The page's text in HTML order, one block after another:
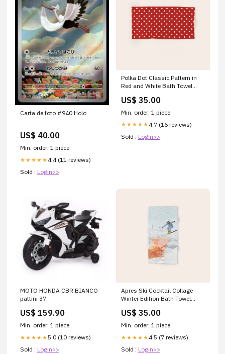
Carta de foto #940 Holo
US$ 40.00
Min. order: 1 piece
★★★★★ 4.4 (11 reviews)
Sold : Login>>
Polka Dot Classic Pattern in
Red and White Bath Towel
US$ 35.00
Min. order: 1 piece
★★★★★ 4.7 (16 reviews)
Sold : Login>>
MOTO HONDA CBR BIANCO
pattini 37
US$ 159.90
Min. order: 1 piece
★★★★★5.0 (10 reviews)
Sold : Login>>
Apres Ski Cocktail Collage
Winter Edition Bath Towel
US$ 35.00
Min. order: 1 piece
★★★★★ 4.5 (7 reviews)
Sold : Login>>